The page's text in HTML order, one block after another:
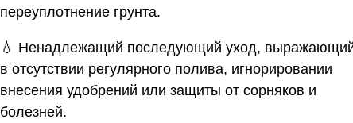
переуплотнение грунта.
💧 Ненадлежащий последующий уход,
в отсутствии регулярного полива, игнорировании
внесения удобрений или защиты от сорняков и
болезней.